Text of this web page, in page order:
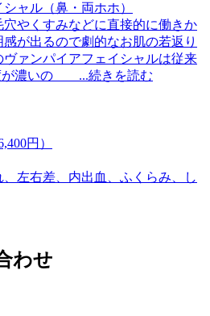
ャル（鼻・両ホホ）
やくすみなどに直接的に働きか
が出るので劇的なお肌の若返り
ァンパイアフェイシャルは従来
が濃いの ...続きを読む
円）
左右差、内出血、ふくらみ、し
わせ